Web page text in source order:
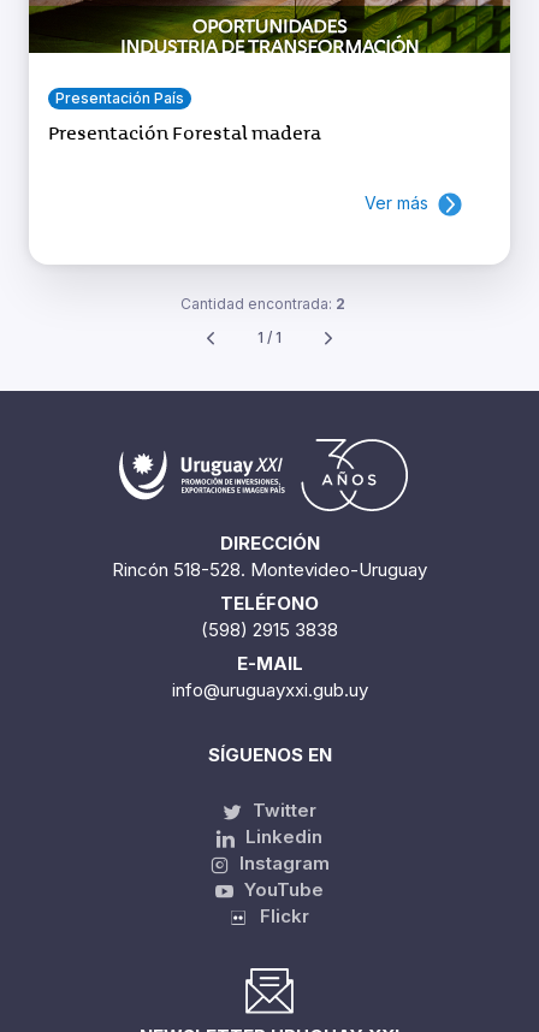
Presentación País
Presentación Forestal madera
Ver más
Cantidad encontrada: 2
1 / 1
DIRECCIÓN
Rincón 518-528. Montevideo-Uruguay
TELÉFONO
(598) 2915 3838
E-MAIL
info@uruguayxxi.gub.uy
SÍGUENOS EN
Twitter
Linkedin
Instagram
YouTube
Flickr